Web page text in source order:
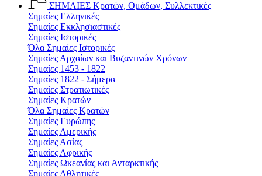
ΣΗΜΑΙΕΣ Κρατών, Ομάδων, Συλλεκτικές
Σημαίες Ελληνικές
Σημαίες Εκκλησιαστικές
Σημαίες Ιστορικές
Όλα Σημαίες Ιστορικές
Σημαίες Αρχαίων και Βυζαντινών Χρόνων
Σημαίες 1453 - 1822
Σημαίες 1822 - Σήμερα
Σημαίες Στρατιωτικές
Σημαίες Κρατών
Όλα Σημαίες Κρατών
Σημαίες Ευρώπης
Σημαίες Αμερικής
Σημαίες Ασίας
Σημαίες Αφρικής
Σημαίες Ωκεανίας και Ανταρκτικής
Σημαίες Αθλητικές